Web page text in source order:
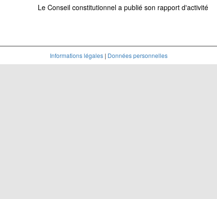
Le Conseil constitutionnel a publié son rapport d'activité
Informations légales| Données personnelles